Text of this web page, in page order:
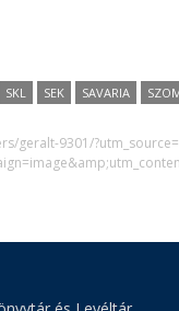
SKL SEK SAVARIA
geralt-9301/